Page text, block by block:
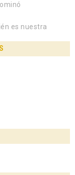
es nuestra